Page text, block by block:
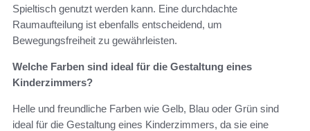
Spieltisch genutzt werden kann. Eine durchdachte
Raumaufteilung ist ebenfalls entscheidend, um
Bewegungsfreiheit zu gewährleisten.
Welche Farben sind ideal für die Gestaltung eines
Kinderzimmers?
Helle und freundliche Farben wie Gelb, Blau oder Grün sind
ideal für die Gestaltung eines Kinderzimmers, da sie eine